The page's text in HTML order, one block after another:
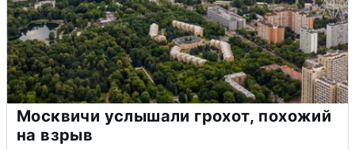
Москвичи услышали грохот, похожий
на взрыв